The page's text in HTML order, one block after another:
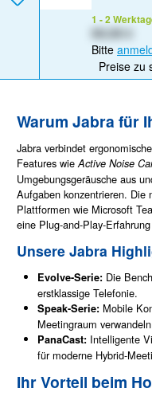
1 - 2
Bitte
Preise zu
Warum Jabra für
Jabra verbindet
Features wieActive Noise
Umgebungsgeräusche aus
Aufgaben konzentrieren. Die
Plattformen wie Microsoft
eine Plug-and-Play-
Unsere Jabra
Evolve-Serie: Die
erstklassige Telefonie.
Speak-Serie: Mobile
Meetingraum
PanaCast: Intelligente
für moderne Hybrid-
Ihr Vorteil beim